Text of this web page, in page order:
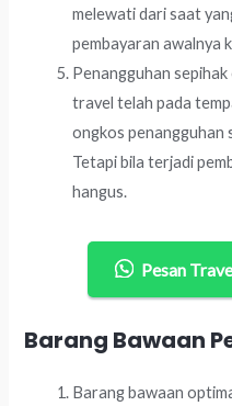
melewati dari saat
pembayaran awalnya
Penangguhan
travel telah pada
ongkos penangguhan
Tetapi bila terjadi
hangus.
Pesan
Barang Bawaan
Barang bawaan